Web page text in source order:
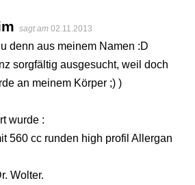
sagt am 02.11.2013
denn aus meinem Namen :D
sorgfältig ausgesucht, weil doch
an meinem Körper ;) )
wurde :
560 cc runden high profil Allergan
Wolter.